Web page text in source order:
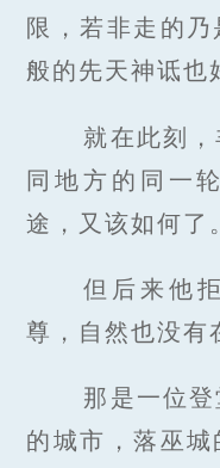
限，若非走的
般的先天神诋也
就在此刻
同地方的同一
途，又该如何了
但后来他
尊，自然也没有
那是一位
的城市，落巫